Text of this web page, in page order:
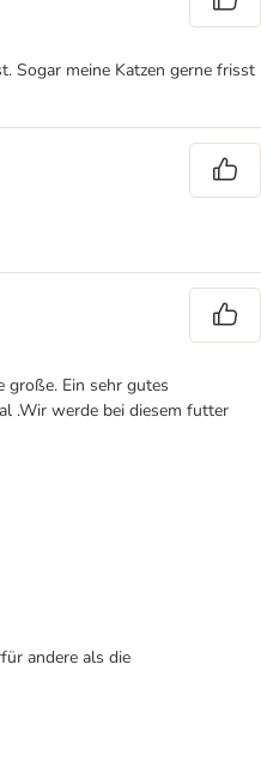
Sogar meine Katzen gerne frisst
große. Ein sehr gutes
.Wir werde bei diesem futter
andere als die